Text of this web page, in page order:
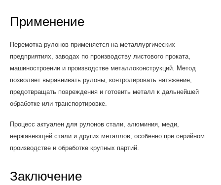
Применение
Перемотка рулонов применяется на металлургических
предприятиях, заводах по производству листового проката,
машиностроении и производстве металлоконструкций. Метод
позволяет выравнивать рулоны, контролировать натяжение,
предотвращать повреждения и готовить металл к дальнейшей
обработке или транспортировке.
Процесс актуален для рулонов стали, алюминия, меди,
нержавеющей стали и других металлов, особенно при серийном
производстве и обработке крупных партий.
Заключение